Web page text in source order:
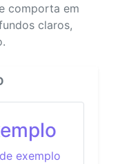
comporta em
claros,
exemplo